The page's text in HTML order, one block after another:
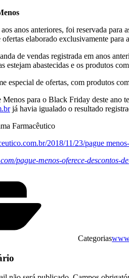
anos anteriores, foi reservada
elaborado exclusivamente para
de vendas registrada em anos
estejam abastecidas e os produtos
especial de ofertas, com produtos
Menos para o Black Friday deste ano
já havia igualado o resultado
Farmacêutico
2018/11/23/pague
pague-menos-oferece-
Categorias